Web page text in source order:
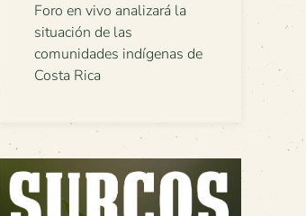
Foro en vivo analizará la
situación de las
comunidades indígenas de
Costa Rica